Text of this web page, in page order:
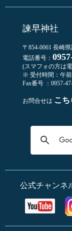
諫早神社
〒854-0061 長崎
電話番号：
(スマフォの方は
※ 受付時間：午
Fax番号 ：0957-
お問合せは こち
公式チャンネ